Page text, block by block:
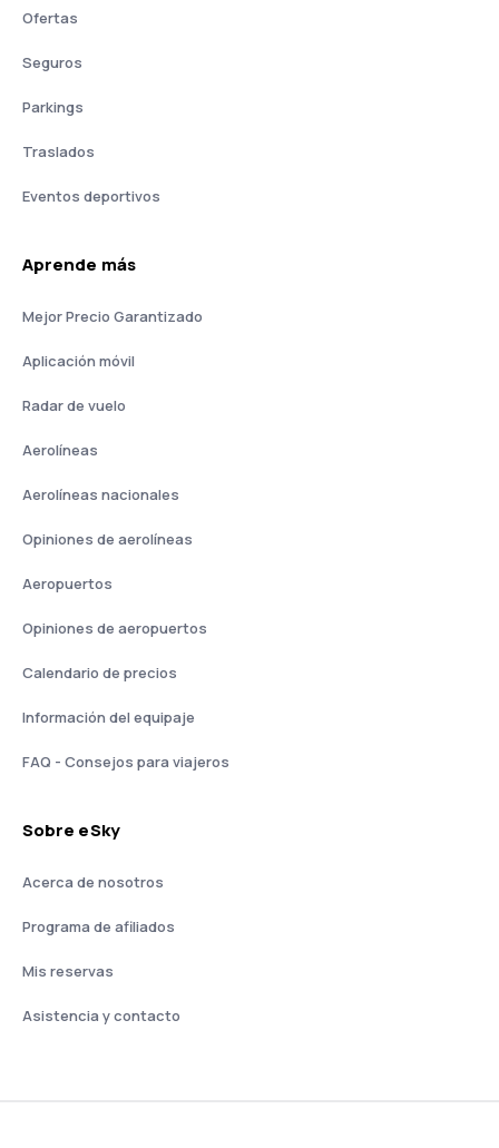
Ofertas
Seguros
Parkings
Traslados
Eventos deportivos
Aprende más
Mejor Precio Garantizado
Aplicación móvil
Radar de vuelo
Aerolíneas
Aerolíneas nacionales
Opiniones de aerolíneas
Aeropuertos
Opiniones de aeropuertos
Calendario de precios
Información del equipaje
FAQ - Consejos para viajeros
Sobre eSky
Acerca de nosotros
Programa de afiliados
Mis reservas
Asistencia y contacto